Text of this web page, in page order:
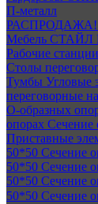
П-металл
Мебель СТАЙЛ
Рабочие станции
Столы
Тумбы Угловые
переговорные
О-образных
опорах Сечение
Приставные
50*50 Сечение
50*50 Сечение
50*50 Сечение
50*50 Сечение